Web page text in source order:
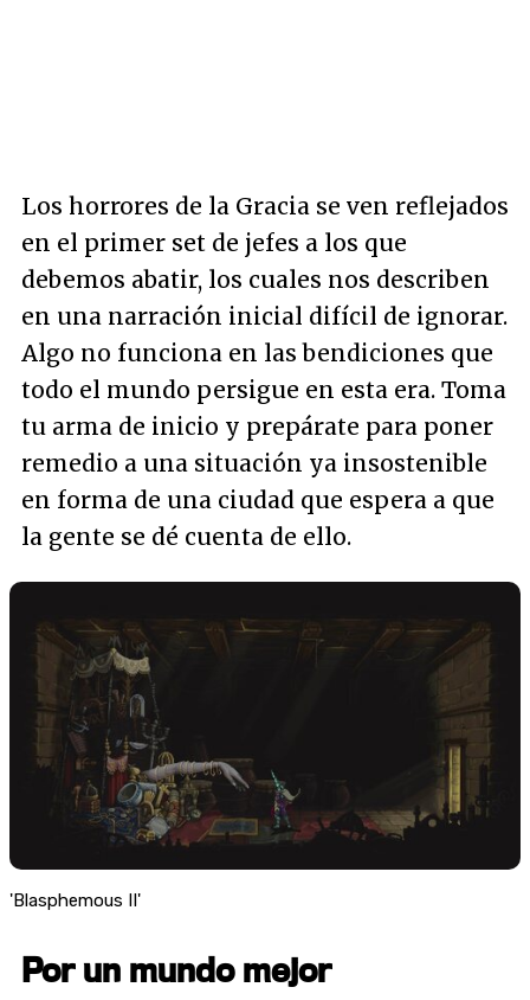
Los horrores de la Gracia se ven reflejados
en el primer set de jefes a los que
debemos abatir, los cuales nos describen
en una narración inicial difícil de ignorar.
Algo no funciona en las bendiciones que
todo el mundo persigue en esta era. Toma
tu arma de inicio y prepárate para poner
remedio a una situación ya insostenible
en forma de una ciudad que espera a que
la gente se dé cuenta de ello.
'Blasphemous II'
Por un mundo mejor